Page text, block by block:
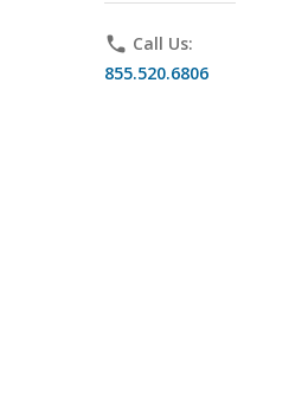
phone Call Us:
855.520.6806